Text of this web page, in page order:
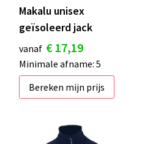
Makalu unisex
geïsoleerd jack
vanaf € 17,19
Minimale afname: 5
Bereken mijn prijs